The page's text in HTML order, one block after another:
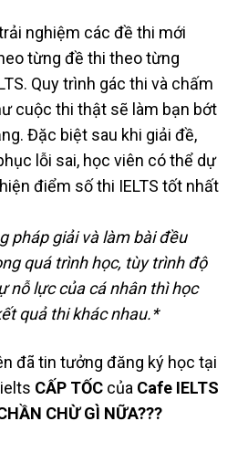
nghiệm các đề thi mới
từng đề thi theo từng
Quy trình gác thi và chấm
cuộc thi thật sẽ làm bạn bớt
Đặc biệt sau khi giải đề,
lỗi sai, học viên có thể dự
điểm số thi IELTS tốt nhất
pháp giải và làm bài đều
quá trình học, tùy trình độ
nỗ lực của cá nhân thì học
quả thi khác nhau.*
đã tin tưởng đăng ký học tại
CẤP TỐC của Cafe IELTS
CHỪ GÌ NỮA???